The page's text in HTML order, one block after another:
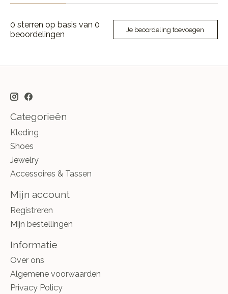
0 sterren op basis van 0
beoordelingen
Je beoordeling toevoegen
Categorieën
Kleding
Shoes
Jewelry
Accessoires & Tassen
Mijn account
Registreren
Mijn bestellingen
Informatie
Over ons
Algemene voorwaarden
Privacy Policy